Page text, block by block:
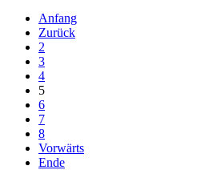
Anfang
Zurück
2
3
4
5
6
7
8
Vorwärts
Ende